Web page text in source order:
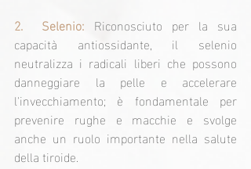
2.
Selenio: Riconosciuto per la sua
capacità antiossidante, il selenio
neutralizza i radicali liberi che possono
danneggiare la pelle e accelerare
l'invecchiamento; è fondamentale per
prevenire rughe e macchie e svolge
anche un ruolo importante nella salute
della tiroide.